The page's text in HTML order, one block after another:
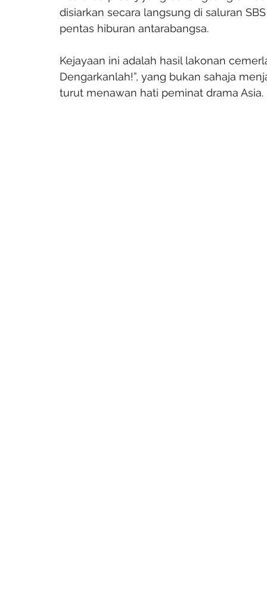
disiarkan secara langsung di saluran
pentas hiburan antarabangsa.
Kejayaan ini adalah hasil lakonan
Dengarkanlah!”, yang bukan sahaja
turut menawan hati peminat drama Asia.